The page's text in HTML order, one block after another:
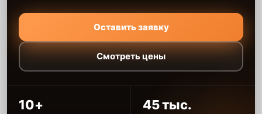
Оставить заявку
Смотреть цены
10+ 45 тыс.